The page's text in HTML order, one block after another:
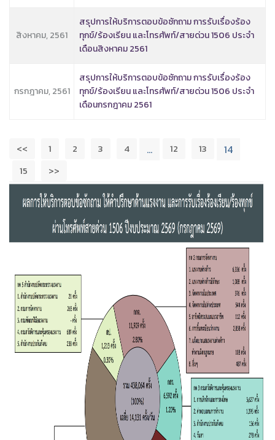
สิงหาคม, 2561
สรุปการให้บริการตอบข้อซักถาม การรับเรื่องร้อง
ทุกข์/ร้องเรียน และโทรศัพท์/สายด่วน 1506 ประจำ
เดือนสิงหาคม 2561
กรกฎาคม, 2561
สรุปการให้บริการตอบข้อซักถาม การรับเรื่องร้อง
ทุกข์/ร้องเรียน และโทรศัพท์/สายด่วน 1506 ประจำ
เดือนกรกฎาคม 2561
<< 1 2 3 4 … 12 13 14
15 >>